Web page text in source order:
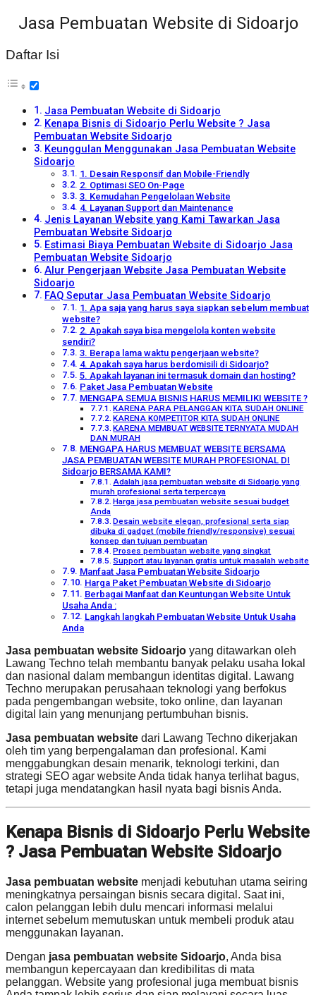
Jasa Pembuatan Website di Sidoarjo
Daftar Isi
Jasa Pembuatan Website di Sidoarjo
Kenapa Bisnis di Sidoarjo Perlu Website ? Jasa
Pembuatan Website Sidoarjo
Keunggulan Menggunakan Jasa Pembuatan Website
Sidoarjo
1. Desain Responsif dan Mobile-Friendly
2. Optimasi SEO On-Page
3. Kemudahan Pengelolaan Website
4. Layanan Support dan Maintenance
Jenis Layanan Website yang Kami Tawarkan Jasa
Pembuatan Website Sidoarjo
Estimasi Biaya Pembuatan Website di Sidoarjo Jasa
Pembuatan Website Sidoarjo
Alur Pengerjaan Website Jasa Pembuatan Website
Sidoarjo
FAQ Seputar Jasa Pembuatan Website Sidoarjo
1. Apa saja yang harus saya siapkan sebelum membuat
website?
2. Apakah saya bisa mengelola konten website
sendiri?
3. Berapa lama waktu pengerjaan website?
4. Apakah saya harus berdomisili di Sidoarjo?
5. Apakah layanan ini termasuk domain dan hosting?
Paket Jasa Pembuatan Website
MENGAPA SEMUA BISNIS HARUS MEMILIKI WEBSITE ?
KARENA PARA PELANGGAN KITA SUDAH ONLINE
KARENA KOMPETITOR KITA SUDAH ONLINE
KARENA MEMBUAT WEBSITE TERNYATA MUDAH
DAN MURAH
MENGAPA HARUS MEMBUAT WEBSITE BERSAMA
JASA PEMBUATAN WEBSITE MURAH PROFESIONAL DI
Sidoarjo BERSAMA KAMI?
Adalah jasa pembuatan website di Sidoarjo yang
murah profesional serta terpercaya
Harga jasa pembuatan website sesuai budget
Anda
Desain website elegan, profesional serta siap
dibuka di gadget (mobile friendly/responsive) sesuai
konsep dan tujuan pembuatan
Proses pembuatan website yang singkat
Support atau layanan gratis untuk masalah website
Manfaat Jasa Pembuatan Website Sidoarjo
Harga Paket Pembuatan Website di Sidoarjo
Berbagai Manfaat dan Keuntungan Website Untuk
Usaha Anda :
Langkah langkah Pembuatan Website Untuk Usaha
Anda
Jasa pembuatan website Sidoarjo yang ditawarkan oleh
Lawang Techno telah membantu banyak pelaku usaha lokal
dan nasional dalam membangun identitas digital. Lawang
Techno merupakan perusahaan teknologi yang berfokus
pada pengembangan website, toko online, dan layanan
digital lain yang menunjang pertumbuhan bisnis.
Jasa pembuatan website dari Lawang Techno dikerjakan
oleh tim yang berpengalaman dan profesional. Kami
menggabungkan desain menarik, teknologi terkini, dan
strategi SEO agar website Anda tidak hanya terlihat bagus,
tetapi juga mendatangkan hasil nyata bagi bisnis Anda.
Kenapa Bisnis di Sidoarjo Perlu Website
? Jasa Pembuatan Website Sidoarjo
Jasa pembuatan website menjadi kebutuhan utama seiring
meningkatnya persaingan bisnis secara digital. Saat ini,
calon pelanggan lebih dulu mencari informasi melalui
internet sebelum memutuskan untuk membeli produk atau
menggunakan layanan.
Dengan jasa pembuatan website Sidoarjo, Anda bisa
membangun kepercayaan dan kredibilitas di mata
pelanggan. Website yang profesional juga membuat bisnis